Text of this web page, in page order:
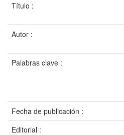
Título :
Autor :
Palabras clave :
Fecha de publicación :
Editorial :